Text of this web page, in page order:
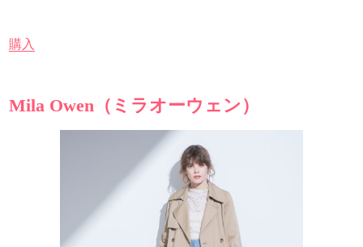
購入
Mila Owen（ミラオーウェン）